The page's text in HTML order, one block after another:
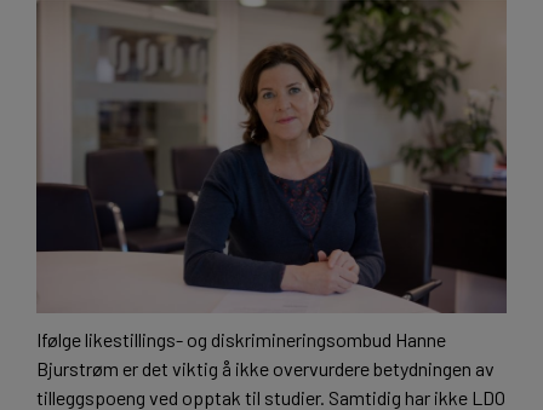
Ifølge likestillings- og diskrimineringsombud Hanne
Bjurstrøm er det viktig å ikke overvurdere betydningen av
tilleggspoeng ved opptak til studier. Samtidig har ikke LDO